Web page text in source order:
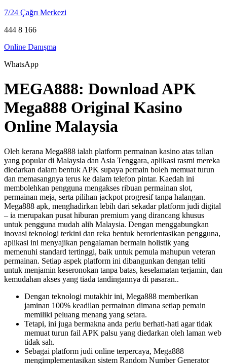
7/24 Çağrı Merkezi
444 8 166
Online Danışma
WhatsApp
MEGA888: Download APK
Mega888 Original Kasino
Online Malaysia
Oleh kerana Mega888 ialah platform permainan kasino atas talian
yang popular di Malaysia dan Asia Tenggara, aplikasi rasmi mereka
diedarkan dalam bentuk APK supaya pemain boleh memuat turun
dan memasangnya terus ke dalam telefon pintar. Kaedah ini
membolehkan pengguna mengakses ribuan permainan slot,
permainan meja, serta pilihan jackpot progresif tanpa halangan.
Mega888 apk, menghadirkan lebih dari sekadar platform judi digital
– ia merupakan pusat hiburan premium yang dirancang khusus
untuk pengguna mudah alih Malaysia. Dengan menggabungkan
inovasi teknologi terkini dan reka bentuk berorientasikan pengguna,
aplikasi ini menyajikan pengalaman bermain holistik yang
memenuhi standard tertinggi, baik untuk pemula mahupun veteran
permainan. Setiap aspek platform ini dibangunkan dengan teliti
untuk menjamin keseronokan tanpa batas, keselamatan terjamin, dan
kemudahan akses yang tiada tandingannya di pasaran..
Dengan teknologi mutakhir ini, Mega888 memberikan
jaminan 100% keadilan permainan dimana setiap pemain
memiliki peluang menang yang setara.
Tetapi, ini juga bermakna anda perlu berhati-hati agar tidak
memuat turun fail APK palsu yang diedarkan oleh laman web
tidak sah.
Sebagai platform judi online terpercaya, Mega888
mengimplementasikan sistem Random Number Generator